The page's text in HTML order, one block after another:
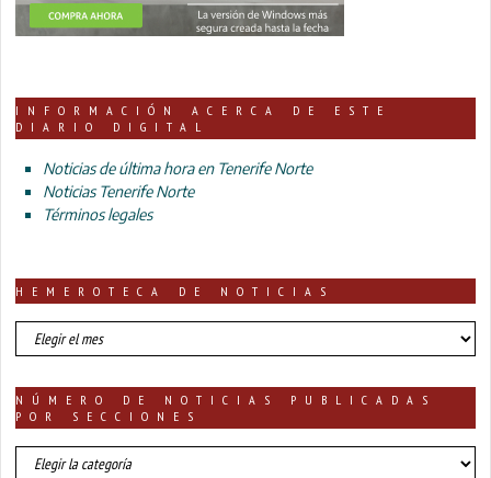
INFORMACIÓN ACERCA DE ESTE
DIARIO DIGITAL
Noticias de última hora en Tenerife Norte
Noticias Tenerife Norte
Términos legales
HEMEROTECA DE NOTICIAS
HEMEROTECA
DE
NÚMERO DE NOTICIAS PUBLICADAS
POR SECCIONES
número